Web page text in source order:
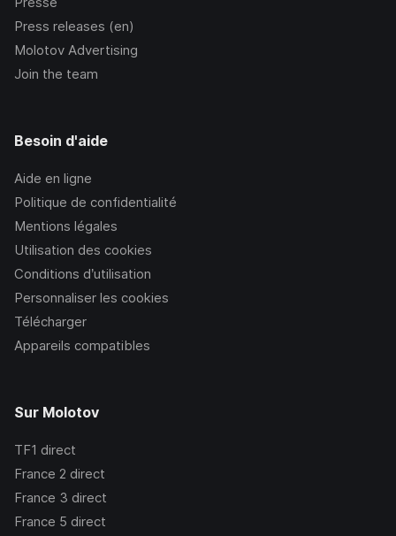
Press releases (en)
Molotov Advertising
Join the team
Besoin d'aide
Aide en ligne
Politique de confidentialité
Mentions légales
Utilisation des cookies
Conditions d’utilisation
Personnaliser les cookies
Télécharger
Appareils compatibles
Sur Molotov
TF1 direct
France 2 direct
France 3 direct
France 5 direct